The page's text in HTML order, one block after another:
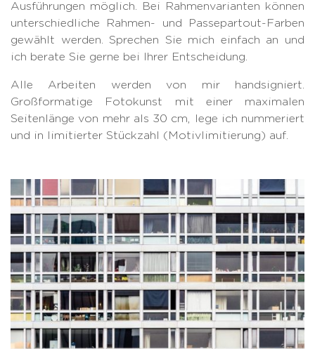
Ausführungen möglich. Bei Rahmenvarianten können
unterschiedliche Rahmen- und Passepartout-Farben
gewählt werden. Sprechen Sie mich einfach an und
ich berate Sie gerne bei Ihrer Entscheidung.
Alle Arbeiten werden von mir handsigniert.
Großformatige Fotokunst mit einer maximalen
Seitenlänge von mehr als 30 cm, lege ich nummeriert
und in limitierter Stückzahl (Motivlimitierung) auf.